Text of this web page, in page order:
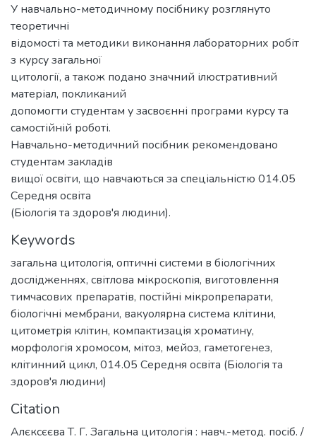
У навчально-методичному посібнику розглянуто
теоретичні
відомості та методики виконання лабораторних робіт
з курсу загальної
цитології, а також подано значний ілюстративний
матеріал, покликаний
допомогти студентам у засвоєнні програми курсу та
самостійній роботі.
Навчально-методичний посібник рекомендовано
студентам закладів
вищої освіти, що навчаються за спеціальністю 014.05
Середня освіта
(Біологія та здоров'я людини).
Keywords
загальна цитологія, оптичні системи в біологічних
дослідженнях, світлова мікроскопія, виготовлення
тимчасових препаратів, постійні мікропрепарати,
біологічні мембрани, вакуолярна система клітини,
цитометрія клітин, компактизація хроматину,
морфологія хромосом, мітоз, мейоз, гаметогенез,
клітинний цикл, 014.05 Середня освіта (Біологія та
здоров'я людини)
Citation
Алєксєєва Т. Г. Загальна цитологія : навч.-метод. посіб. /